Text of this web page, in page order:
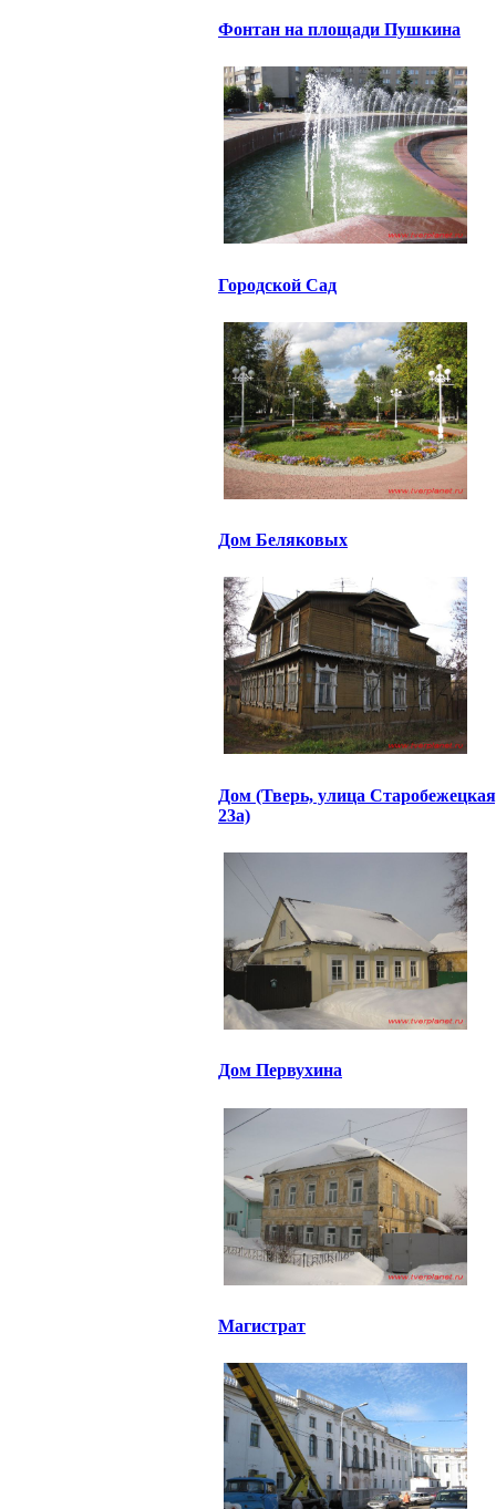
Фонтан на площади Пушкина
Городской Сад
Дом Беляковых
Дом (Тверь, улица
23а)
Дом Первухина
Магистрат